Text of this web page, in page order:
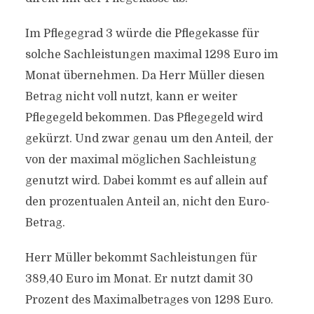
Im Pflegegrad 3 würde die Pflegekasse für
solche Sachleistungen maximal 1298 Euro im
Monat übernehmen. Da Herr Müller diesen
Betrag nicht voll nutzt, kann er weiter
Pflegegeld bekommen. Das Pflegegeld wird
gekürzt. Und zwar genau um den Anteil, der
von der maximal möglichen Sachleistung
genutzt wird. Dabei kommt es auf allein auf
den prozentualen Anteil an, nicht den Euro-
Betrag.
Herr Müller bekommt Sachleistungen für
389,40 Euro im Monat. Er nutzt damit 30
Prozent des Maximalbetrages von 1298 Euro.